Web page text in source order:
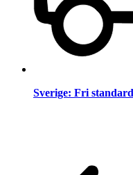
Sverige: Fri